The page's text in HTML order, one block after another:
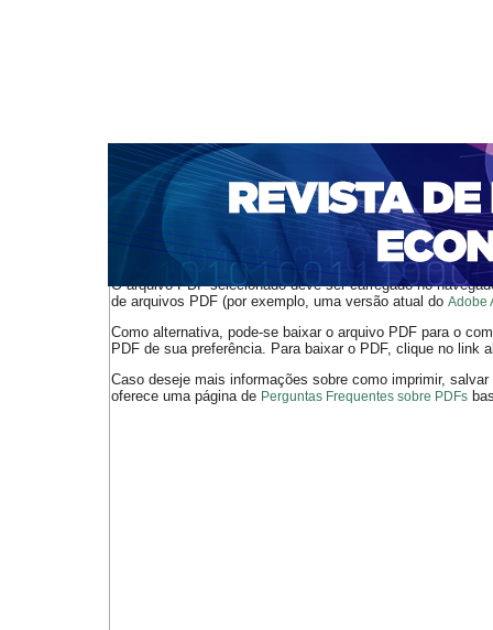
CAPA SOBRE ACESSO CADASTRO
NOTÍCIAS
PORTAL DE REVISTAS DA UNIFACS
BASES DE DADOS E INDEXADORES
Capa Ano XXI - V. 3 - N. 44 - Dezembro de 2019>Rieger
O arquivo PDF selecionado deve ser carregado no
de arquivos PDF (por exemplo, uma versão atual do Adobe
Como alternativa, pode-se baixar o arquivo PDF para o
PDF de sua preferência. Para baixar o PDF, clique no link
Caso deseje mais informações sobre como imprimir,
oferece uma página de Perguntas Frequentes sobre PDFs